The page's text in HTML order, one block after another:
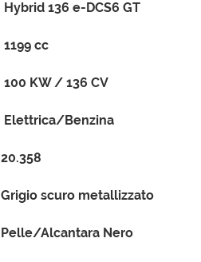
Hybrid 136 e-DCS6 GT
1199 cc
100 KW / 136 CV
Elettrica/Benzina
20.358
Grigio scuro metallizzato
Pelle/Alcantara Nero